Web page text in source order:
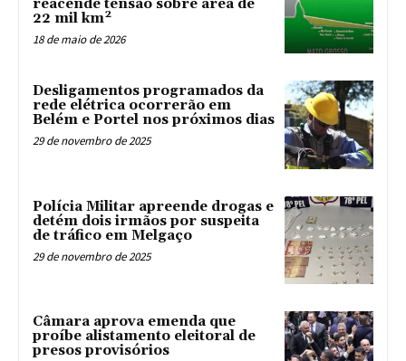
reacende tensão sobre área de
22 mil km²
18 de maio de 2026
Desligamentos programados da
rede elétrica ocorrerão em
Belém e Portel nos próximos dias
29 de novembro de 2025
Polícia Militar apreende drogas e
detém dois irmãos por suspeita
de tráfico em Melgaço
29 de novembro de 2025
Câmara aprova emenda que
proíbe alistamento eleitoral de
presos provisórios